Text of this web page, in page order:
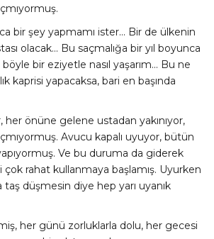
bir şey yapmamı ister... Bir de ülkenin
olacak... Bu saçmalığa bir yıl boyunca
böyle bir eziyetle nasıl yaşarım... Bu ne
kaprisi yapacaksa, bari en başında
her önüne gelene ustadan yakınıyor,
Avucu kapalı uyuyor, bütün
Ve bu duruma da giderek
çok rahat kullanmaya başlamış. Uyurken
taş düşmesin diye hep yarı uyanık
her günü zorluklarla dolu, her gecesi